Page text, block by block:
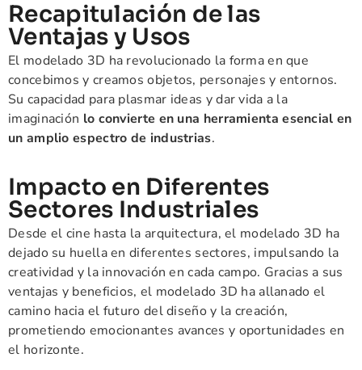
Recapitulación de las
Ventajas y Usos
El modelado 3D ha revolucionado la forma en que
concebimos y creamos objetos, personajes y entornos.
Su capacidad para plasmar ideas y dar vida a la
imaginación lo convierte en una herramienta esencial en
un amplio espectro de industrias.
Impacto en Diferentes
Sectores Industriales
Desde el cine hasta la arquitectura, el modelado 3D ha
dejado su huella en diferentes sectores, impulsando la
creatividad y la innovación en cada campo. Gracias a sus
ventajas y beneficios, el modelado 3D ha allanado el
camino hacia el futuro del diseño y la creación,
prometiendo emocionantes avances y oportunidades en
el horizonte.